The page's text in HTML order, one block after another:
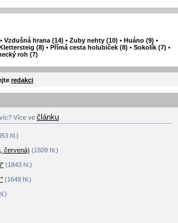
• Vzdušná hrana (14) • Zuby nehty (10) • Huáno (9) •
(8) • Přímá cesta holubiček (8) • Sokolík (7) •
roh (7)
redakci
Více ve článku
hl.)
červená) (1509 hl.)
(1843 hl.)
(1649 hl.)